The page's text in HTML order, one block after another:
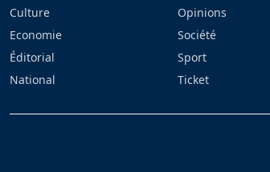
Culture
Economie
Éditorial
National
Opinions
Société
Sport
Ticket